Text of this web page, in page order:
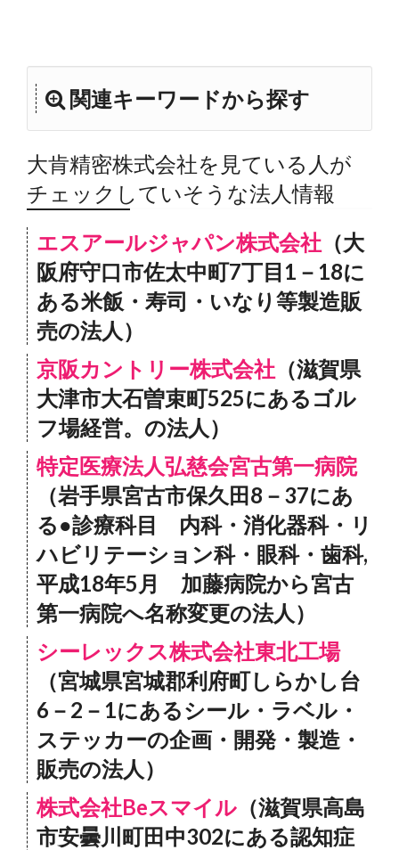
関連キーワードから探す
大肯精密株式会社を見ている人が
チェックしていそうな法人情報
エスアールジャパン株式会社 （大
阪府守口市佐太中町7丁目1－18に
ある米飯・寿司・いなり等製造販
売の法人）
京阪カントリー株式会社 （滋賀県
大津市大石曽束町525にあるゴル
フ場経営。の法人）
特定医療法人弘慈会宮古第一病院
（岩手県宮古市保久田8－37にあ
る●診療科目 内科・消化器科・リ
ハビリテーション科・眼科・歯科,
平成18年5月 加藤病院から宮古
第一病院へ名称変更の法人）
シーレックス株式会社東北工場
（宮城県宮城郡利府町しらかし台
6－2－1にあるシール・ラベル・
ステッカーの企画・開発・製造・
販売の法人）
株式会社Beスマイル （滋賀県高島
市安曇川町田中302にある認知症